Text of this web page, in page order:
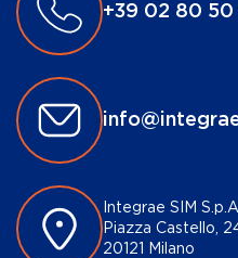
+39 02 80 50
Integrae SIM S.p.A.
Piazza Castello,
20121 Milano